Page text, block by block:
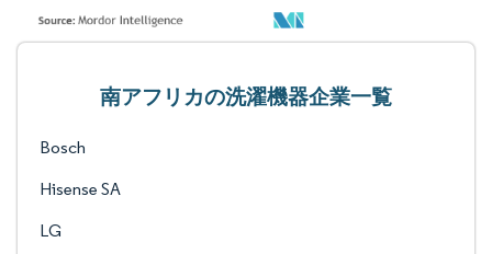
南アフリカの洗濯機器企業一覧
Bosch
Hisense SA
LG